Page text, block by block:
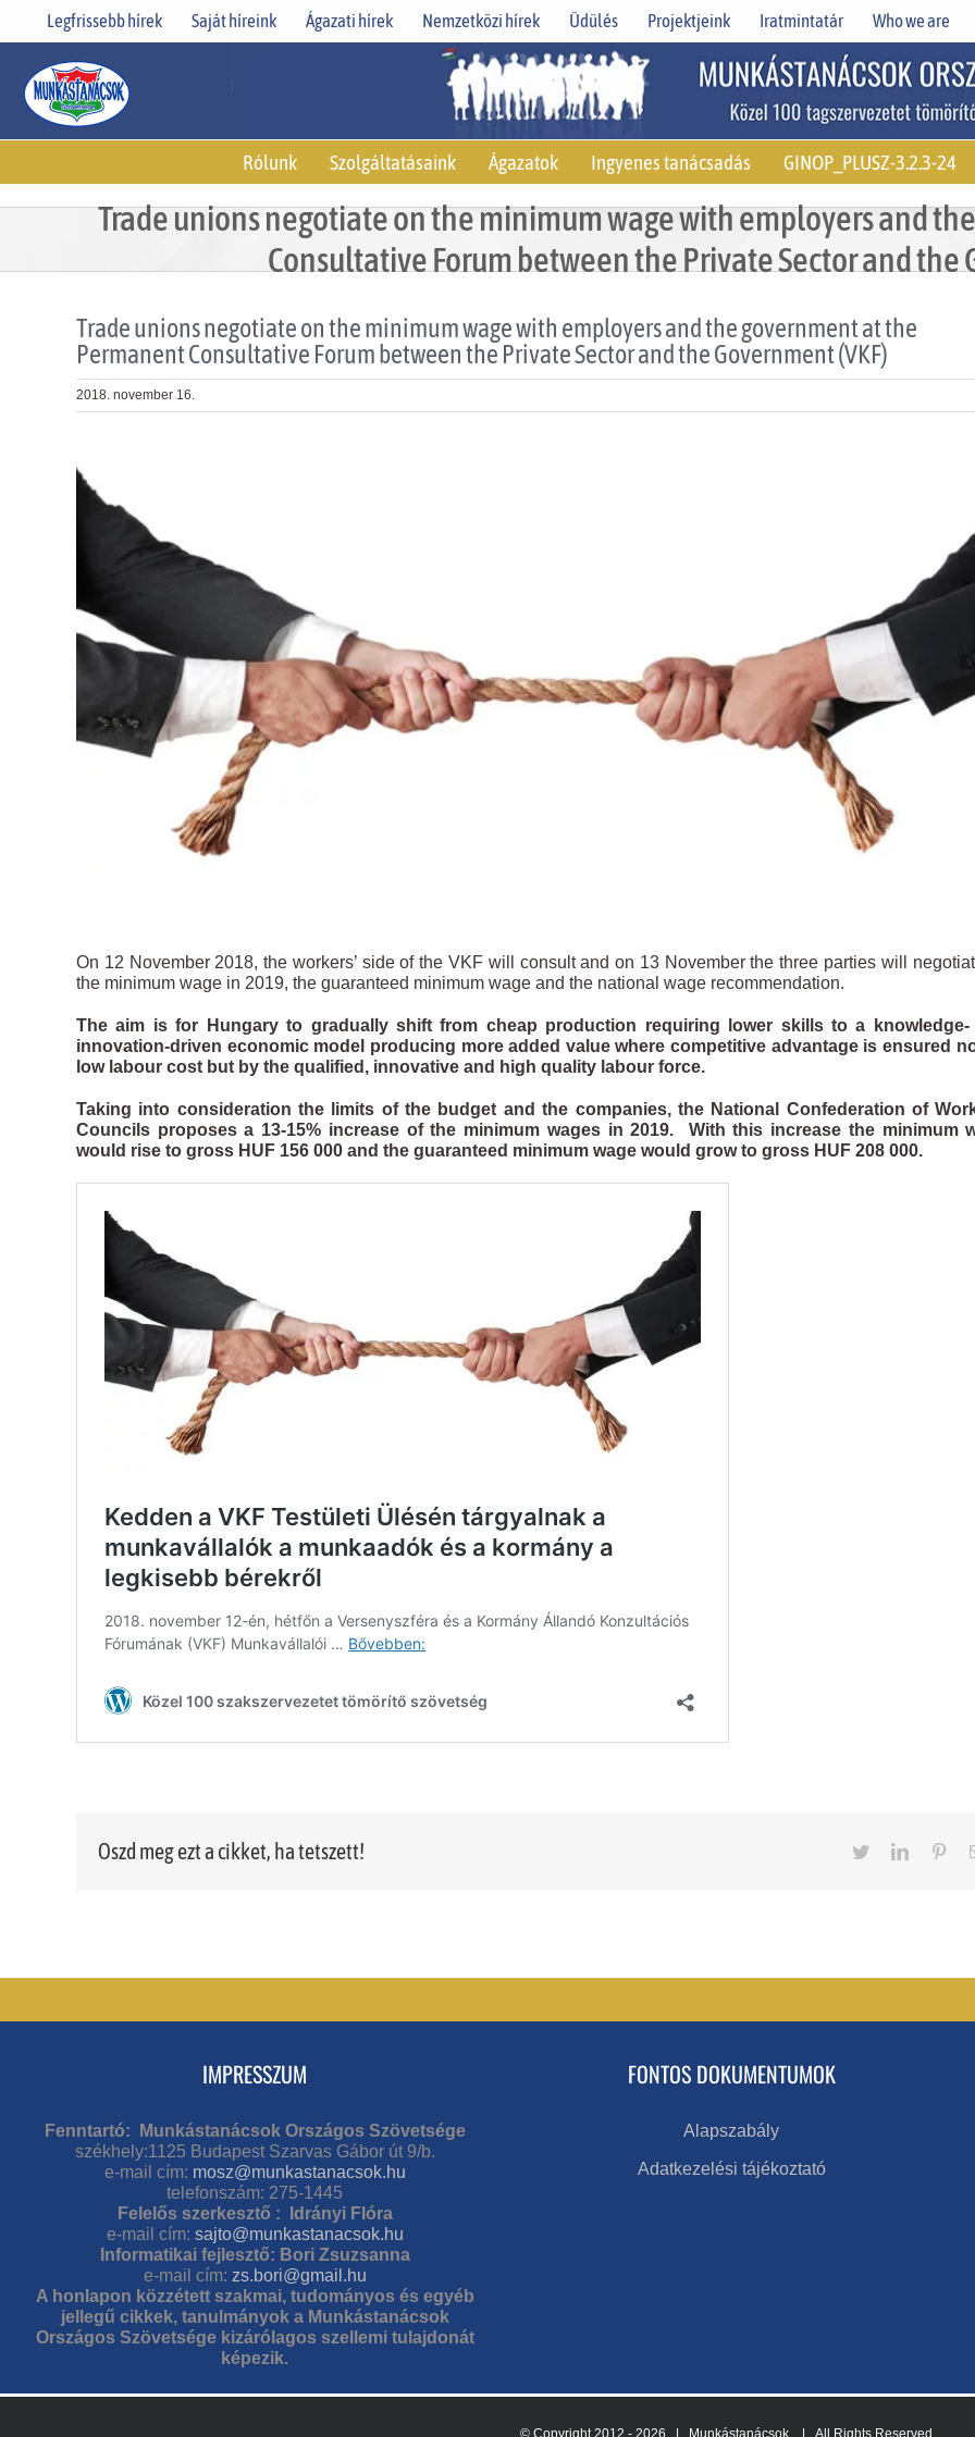
Legfrissebb hírek Saját híreink Ágazati hírek Nemzetközi hírek Üdülés Projektjeink Iratmintatár Who we are
Rólunk Szolgáltatásaink Ágazatok Ingyenes tanácsadás GINOP_PLUSZ-3.2.3-24
Trade unions negotiate on the minimum wage with employers and
Consultative Forum between the Private Sector and the
Trade unions negotiate on the minimum wage with employers and the government at the
Permanent Consultative Forum between the Private Sector and the Government (VKF)
2018. november 16.
Larger
Image
On 12 November 2018, the workers’ side of the VKF will consult and on 13 November the three parties will
the minimum wage in 2019, the guaranteed minimum wage and the national wage recommendation.
The aim is for Hungary to gradually shift from cheap production requiring lower skills to a knowledge-
innovation-driven economic model producing more added value where competitive advantage is ensured
low labour cost but by the qualified, innovative and high quality labour force.
Taking into consideration the limits of the budget and the companies, the National Confederation of
Councils proposes a 13-15% increase of the minimum wages in 2019. With this increase the minimum
would rise to gross HUF 156 000 and the guaranteed minimum wage would grow to gross HUF 208 000.
Oszd meg ezt a cikket, ha tetszett! TwitterLinkedIn
IMPRESSZUM
Fenntartó: Munkástanácsok Országos Szövetsége
székhely:1125 Budapest Szarvas Gábor út 9/b.
e-mail cím: mosz@munkastanacsok.hu
telefonszám: 275-1445
Felelős szerkesztő : Idrányi Flóra
e-mail cím: sajto@munkastanacsok.hu
Informatikai fejlesztő: Bori Zsuzsanna
e-mail cím: zs.bori@gmail.hu
A honlapon közzétett szakmai, tudományos és egyéb
jellegű cikkek, tanulmányok a Munkástanácsok
Országos Szövetsége kizárólagos szellemi tulajdonát
képezik.
FONTOS DOKUMENTUMOK
Alapszabály
Adatkezelési tájékoztató